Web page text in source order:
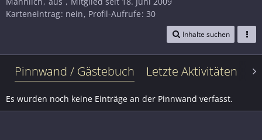
Karteneintrag nein Profil-Aufrufe 30
Inhalte suchen
Pinnwand / Gästebuch Letzte Aktivitäten
Es wurden noch keine Einträge an der Pinnwand verfasst.